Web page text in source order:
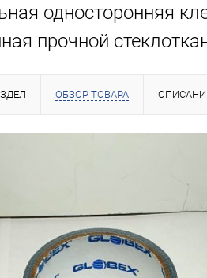
односторонняя
прочной
ОБЗОР ТОВАРА